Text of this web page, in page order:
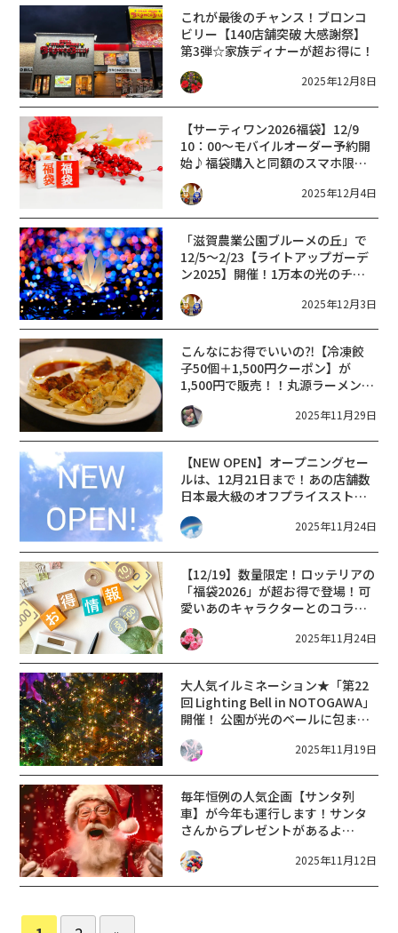
これが最後のチャンス！ブロンコ
ビリー【140店舗突破 大感謝祭】
第3弾☆家族ディナーが超お得に！
2025年12月8日
【サーティワン2026福袋】12/9
10：00〜モバイルオーダー予約開
始♪福袋購入と同額のスマホ限定
電子チケットと可愛いサーティー
ワングッズがついてくる★2025年12月4日
「滋賀農業公園ブルーメの丘」で
12/5〜2/23【ライトアップガーデ
ン2025】開催！1万本の光のチュ
ーリップ畑や、ナイトトレイン、
X’mas グルメ屋台村など見どころ
2025年12月3日
こんなにお得でいいの⁈【冷凍餃
子50個＋1,500円クーポン】が
1,500円で販売！！丸源ラーメン福
袋2026【予約受付〜12/24(水)ま
で】
2025年11月29日
【NEW OPEN】オープニングセー
ルは、12月21日まで！あの店舗数
日本最大級のオフプライスストア
【アエナ】がオープン！【エイス
クエア】
2025年11月24日
【12/19】数量限定！ロッテリアの
「福袋2026」が超お得で登場！可
愛いあのキャラクターとのコラボ
も見逃せない！
2025年11月24日
大人気イルミネーション★「第22
回 Lighting Bell in NOTOGAWA」
開催！ 公園が光のベールに包まれ
る9日間【12月13日〜21日/東近江
市】
2025年11月19日
毎年恒例の人気企画【サンタ列
車】が今年も運行します！サンタ
さんからプレゼントがあるよ
☆【信楽高原鉄道】〈12/15-24〉
2025年11月12日